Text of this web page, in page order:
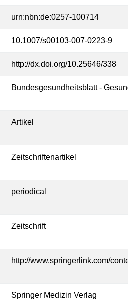
urn:nbn:de:0257-100714
10.1007/s00103-007-0223-9
http://dx.doi.org/10.25646/338
Bundesgesundheitsblatt -
Artikel
Zeitschriftenartikel
periodical
Zeitschrift
http://www.springerlink.com/
Springer Medizin Verlag